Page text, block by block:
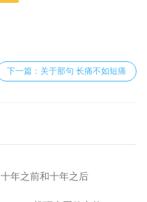
下一篇：关于那句 长痛不如短痛
十年之前和十年之后